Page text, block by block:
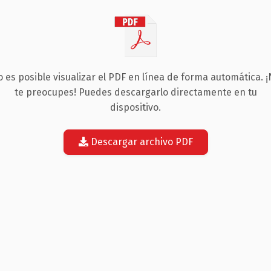
es posible visualizar el PDF en línea de forma automática.
te preocupes! Puedes descargarlo directamente en tu
dispositivo.
Descargar archivo PDF